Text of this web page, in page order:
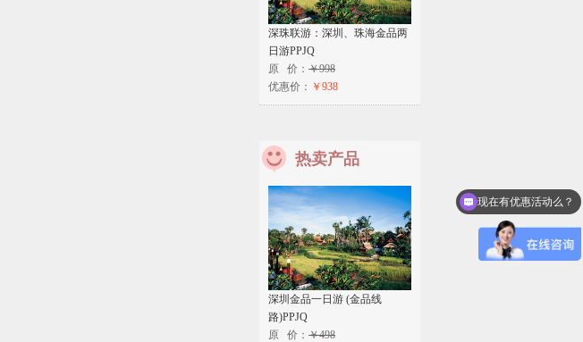
深珠联游：深圳、珠海金品两
日游PPJQ
原 价： ￥998
优惠价： ￥938
热卖产品
深圳金品一日游 (金品线
路)PPJQ
原 价： ￥498
现在有优惠活动么？